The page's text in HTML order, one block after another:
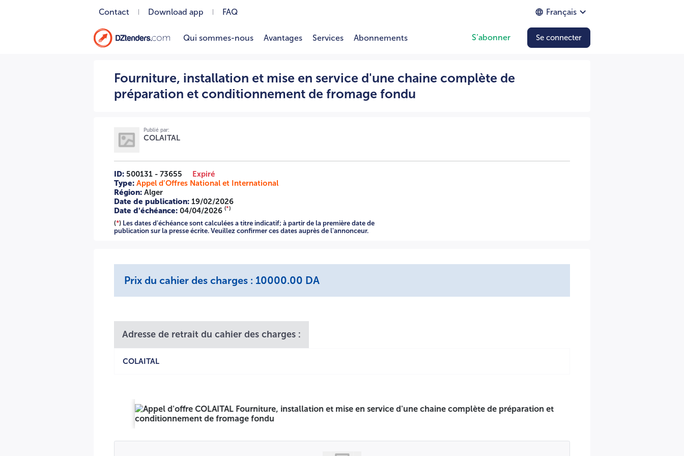
Contact Download app FAQ Français
Qui sommes-nous Avantages Services Abonnements S’abonner Se connecter
Fourniture, installation et mise en service d'une chaine complète de
préparation et conditionnement de fromage fondu
Publié par:
COLAITAL
ID: 500131 - 73655
Expiré
Type: Appel d'Offres National et International
Région: Alger
Date de publication: 19/02/2026
Date d'échéance: 04/04/2026 (*)
(*) Les dates d'échéance sont calculées a titre indicatif; à partir de la première date de
publication sur la presse écrite. Veuillez confirmer ces dates auprès de l'annonceur.
Prix du cahier des charges : 10000.00 DA
Adresse de retrait du cahier des charges :
COLAITAL